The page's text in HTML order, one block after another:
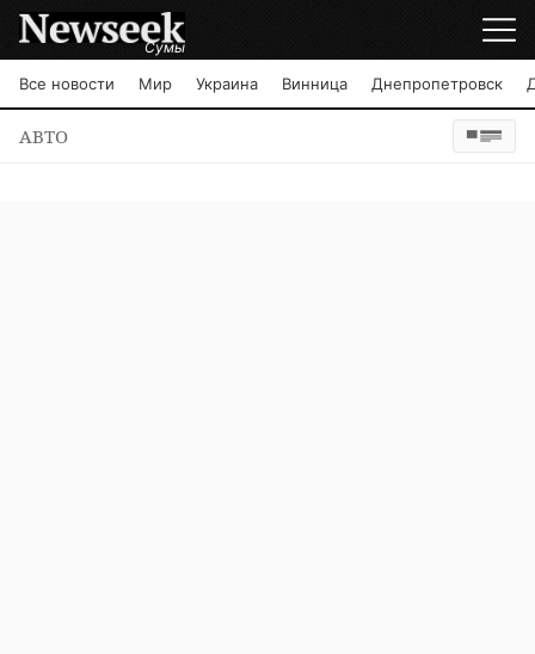
Сумы
Все новости Мир Украина Винница Днепропетровск
АВТО